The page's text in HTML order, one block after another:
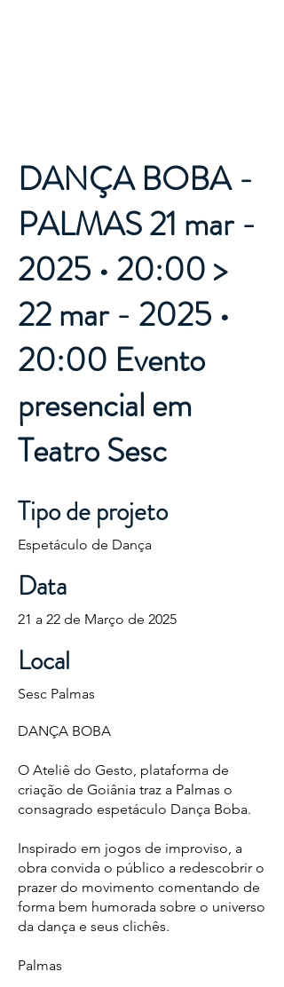
DANÇA BOBA -
PALMAS 21 mar -
2025 • 20:00 >
22 mar - 2025 •
20:00 Evento
presencial em
Teatro Sesc
Tipo de projeto
Espetáculo de Dança
Data
21 a 22 de Março de 2025
Local
Sesc Palmas
DANÇA BOBA
O Ateliê do Gesto, plataforma de
criação de Goiânia traz a Palmas o
consagrado espetáculo Dança Boba.
Inspirado em jogos de improviso, a
obra convida o público a redescobrir o
prazer do movimento comentando de
forma bem humorada sobre o universo
da dança e seus clichês.
Palmas